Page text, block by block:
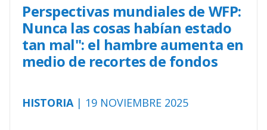
Perspectivas mundiales de WFP:
Nunca las cosas habían estado
tan mal": el hambre aumenta en
medio de recortes de fondos
HISTORIA| 19 NOVIEMBRE 2025